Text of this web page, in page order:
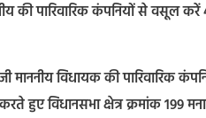
की पारिवारिक कंपनियों से वसूल
माननीय विधायक की
हुए विधानसभा क्षेत्र क्रमांक 199